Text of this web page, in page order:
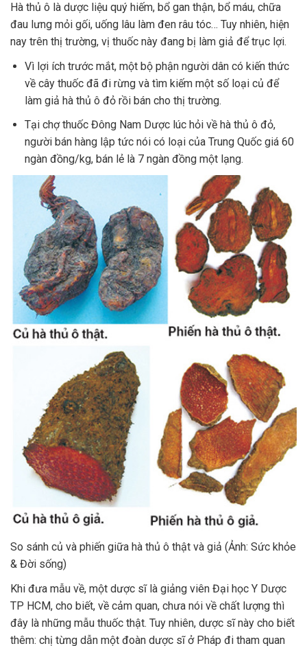
Hà thủ ô là dược liệu quý hiếm, bổ gan thận, bổ máu, chữa
đau lưng mỏi gối, uống lâu làm đen râu tóc… Tuy nhiên, hiện
nay trên thị trường, vị thuốc này đang bị làm giả để trục lợi.
Vì lợi ích trước mắt, một bộ phận người dân có kiến thức
về cây thuốc đã đi rừng và tìm kiếm một số loại củ để
làm giả hà thủ ô đỏ rồi bán cho thị trường.
Tại chợ thuốc Đông Nam Dược lúc hỏi về hà thủ ô đỏ,
người bán hàng lập tức nói có loại của Trung Quốc giá 60
ngàn đồng/kg, bán lẻ là 7 ngàn đồng một lạng.
So sánh củ và phiến giữa hà thủ ô thật và giả (Ảnh: Sức khỏe
& Đời sống)
Khi đưa mẫu về, một dược sĩ là giảng viên Đại học Y Dược
TP HCM, cho biết, về cảm quan, chưa nói về chất lượng thì
đây là những mẫu thuốc thật. Tuy nhiên, dược sĩ này cho biết
thêm: chị từng dẫn một đoàn dược sĩ ở Pháp đi tham quan